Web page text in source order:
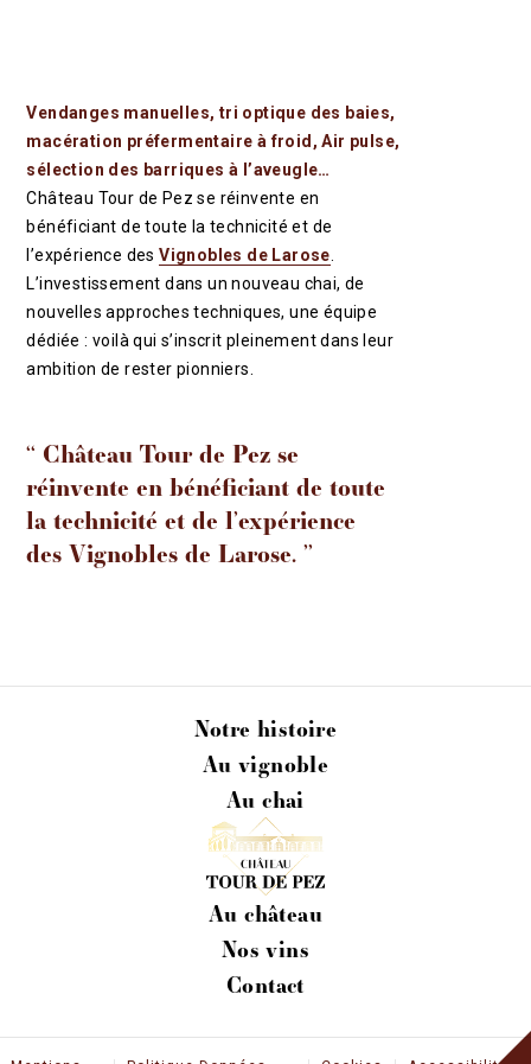
Vendanges manuelles, tri optique des baies,
macération préfermentaire à froid, Air pulse,
sélection des barriques à l’aveugle…
Château Tour de Pez se réinvente en
bénéficiant de toute la technicité et de
l’expérience desVignobles de Larose
L’investissement dans un nouveau chai, de
nouvelles approches techniques, une équipe
dédiée : voilà qui s’inscrit pleinement dans leur
ambition de rester pionniers.
‘‘ Château Tour de Pez se
réinvente en bénéficiant de toute
la technicité et de l’expérience
des Vignobles de Larose. ’’
Notre histoire
Au vignoble
Au chai
Au château
Nos vins
Contact